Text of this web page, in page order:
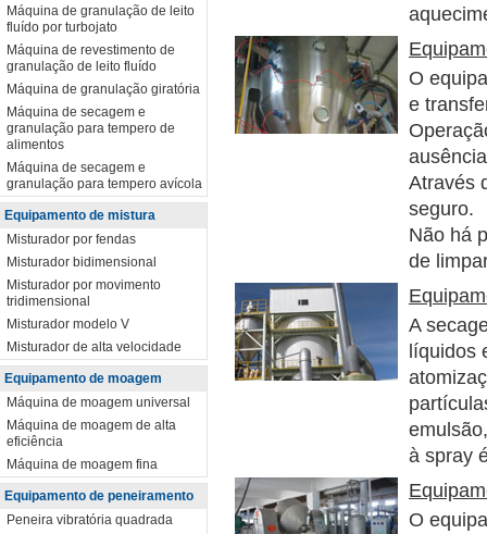
Máquina de granulação de leito
fluído por turbojato
Máquina de revestimento de
granulação de leito fluído
Máquina de granulação giratória
Máquina de secagem e
granulação para tempero de
alimentos
Máquina de secagem e
granulação para tempero avícola
Equipamento de mistura
Misturador por fendas
Misturador bidimensional
Misturador por movimento
tridimensional
Misturador modelo V
Misturador de alta velocidade
Equipamento de moagem
Máquina de moagem universal
Máquina de moagem de alta
eficiência
Máquina de moagem fina
Equipamento de peneiramento
Peneira vibratória quadrada
O
e
Através
seguro.
Não há
de
A
líquidos
à spray
O